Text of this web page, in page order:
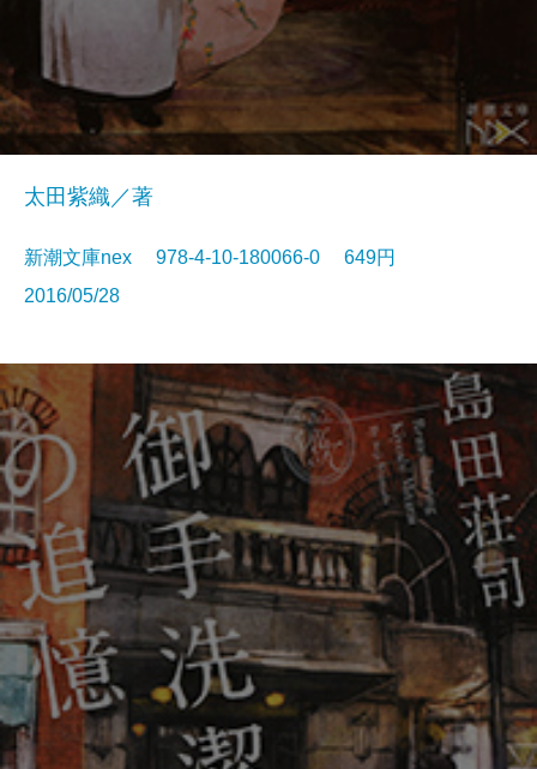
太田紫織／著
新潮文庫nex 978-4-10-180066-0 649円
2016/05/28